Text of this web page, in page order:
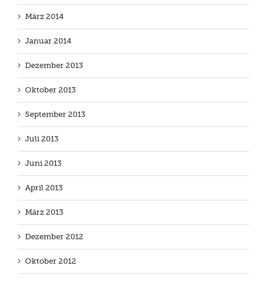
März 2014
Januar 2014
Dezember 2013
Oktober 2013
September 2013
Juli 2013
Juni 2013
April 2013
März 2013
Dezember 2012
Oktober 2012